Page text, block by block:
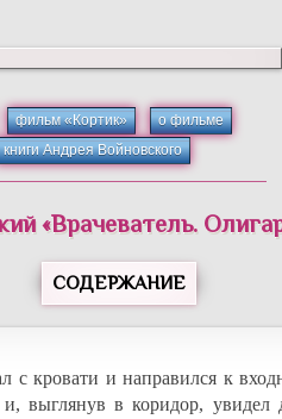
фильм «Кортик»
о фильме
книги Андрея Войновского
«Врачеватель.
СОДЕРЖАНИЕ
с кровати и направился к
выглянув в коридор, увидел